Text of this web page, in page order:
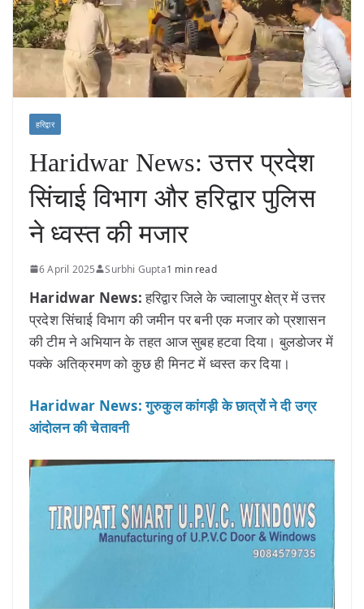
हरिद्वार
Haridwar News: उत्तर प्रदेश
सिंचाई विभाग और हरिद्वार पुलिस
ने ध्वस्त की मजार
6 April 2025 Surbhi Gupta1 min read
Haridwar News:हरिद्वार जिले के ज्वालापुर क्षेत्र में उत्तर
प्रदेश सिंचाई विभाग की जमीन पर बनी एक मजार को प्रशासन
की टीम ने अभियान के तहत आज सुबह हटवा दिया। बुलडोजर में
पक्के अतिक्रमण को कुछ ही मिनट में ध्वस्त कर दिया।
Haridwar News: गुरुकुल कांगड़ी के छात्रों ने दी उग्र
आंदोलन की चेतावनी